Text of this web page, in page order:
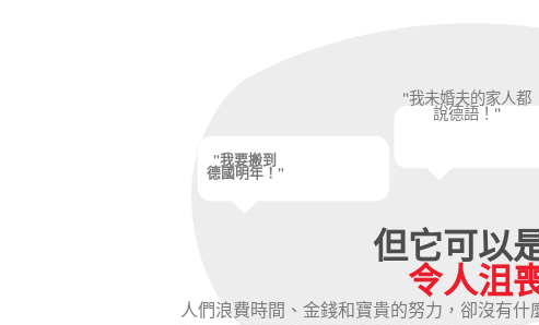
"我要搬到
德國明年！"
"我未婚夫的家人都
說德語！"
但它可以
令人沮
人們浪費時間、金錢和寶貴的努力，卻沒有什